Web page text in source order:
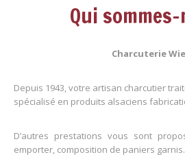
Qui
Charcuterie
Depuis 1943, votre artisan charcutier
spécialisé en produits alsaciens
D’autres prestations vous sont
emporter, composition de paniers